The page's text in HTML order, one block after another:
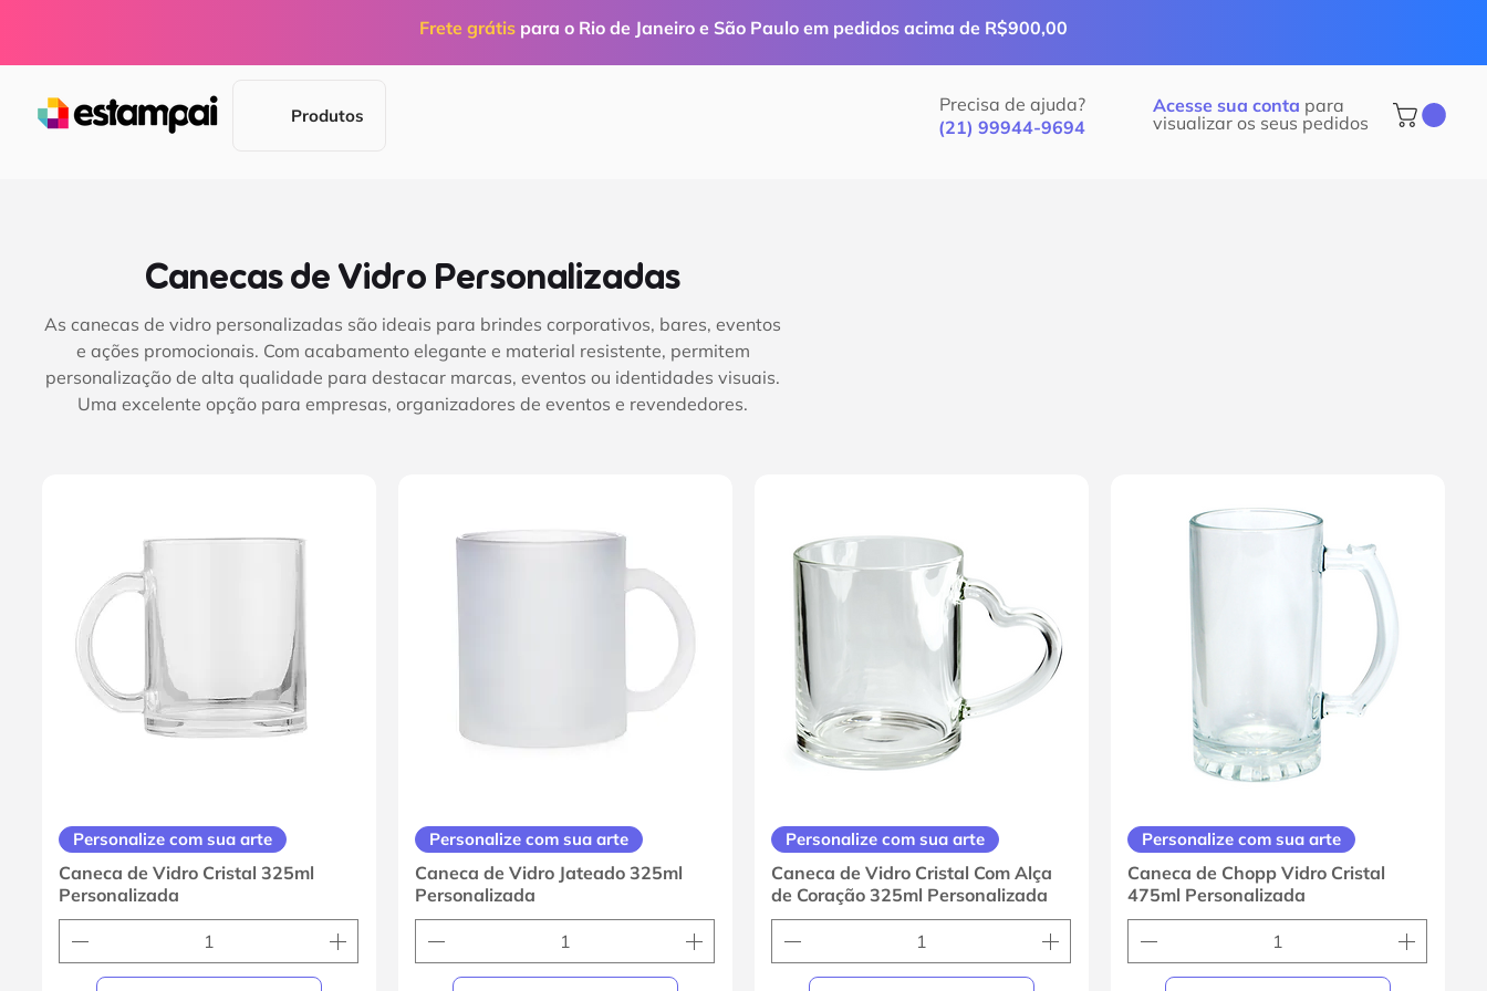
Frete grátis para o Rio de Janeiro e São Paulo em pedidos acima de R$900,00
Produtos
Precisa de ajuda?
(21) 99944-9694
Acesse sua conta para
visualizar os seus pedidos
Canecas de Vidro Personalizadas
As canecas de vidro personalizadas são ideais para brindes corporativos, bares, eventos
e ações promocionais. Com acabamento elegante e material resistente, permitem
personalização de alta qualidade para destacar marcas, eventos ou identidades visuais.
Uma excelente opção para empresas, organizadores de eventos e revendedores.
Personalize com sua arte
Caneca de Vidro Cristal 325ml
Personalizada
Personalize com sua arte
Caneca de Vidro Jateado 325ml
Personalizada
Personalize com sua arte
Caneca de Vidro Cristal Com Alça
de Coração 325ml Personalizada
Personalize com sua arte
Caneca de Chopp Vidro Cristal
475ml Personalizada